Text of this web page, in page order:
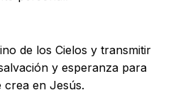
de los Cielos y transmitir
y esperanza para
crea en Jesús.